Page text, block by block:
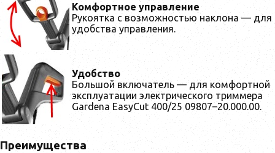
Комфортное управление
Рукоятка с возможностью наклона — для
удобства управления.
Удобство
Большой включатель — для комфортной
эксплуатации электрического триммера
Gardena EasyCut 400/25 09807–20.000.00.
Преимущества